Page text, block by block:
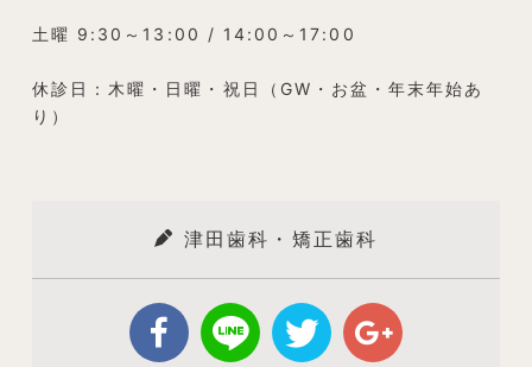
土曜 9:30～13:00 / 14:00～17:00
休診日：木曜・日曜・祝日（GW・お盆・年末年始あ
り）
津田歯科・矯正歯科